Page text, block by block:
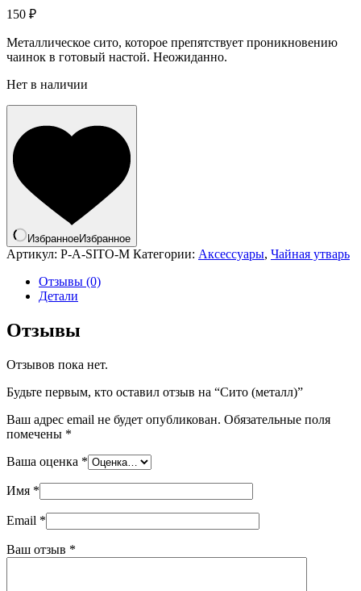
150 ₽
Металлическое сито, которое препятствует проникновению
чаинок в готовый настой. Неожиданно.
Нет в наличии
ИзбранноеИзбранное
Артикул: P-A-SITO-M Категории: Аксессуары, Чайная утварь
Отзывы (0)
Детали
Отзывы
Отзывов пока нет.
Будьте первым, кто оставил отзыв на “Сито (металл)”
Ваш адрес email не будет опубликован. Обязательные поля
помечены *
Ваша оценка *
Имя *
Email *
Ваш отзыв *